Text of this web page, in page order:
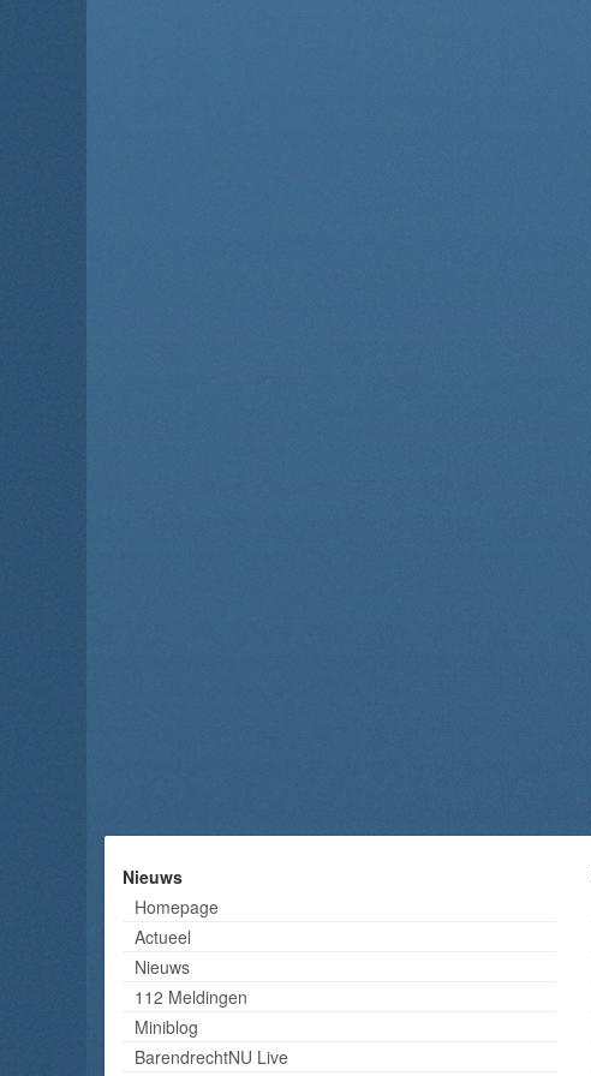
Nieuws
Homepage
Actueel
Nieuws
112 Meldingen
Miniblog
BarendrechtNU Live